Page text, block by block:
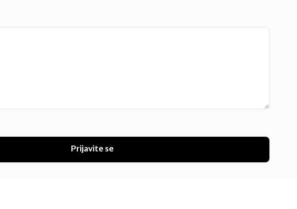
Prijavite se